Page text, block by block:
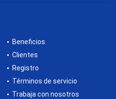
Beneficios
Clientes
Registro
Términos de servicio
Trabaja con nosotros